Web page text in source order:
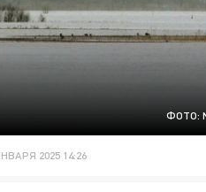
ФОТО:
2025 14:26